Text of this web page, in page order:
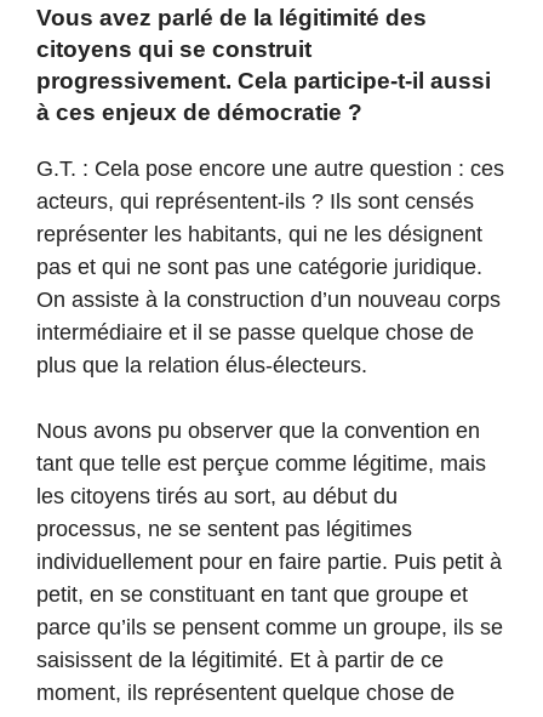
Vous avez parlé de la légitimité des
citoyens qui se construit
progressivement. Cela participe-t-il aussi
à ces enjeux de démocratie ?
G.T. : Cela pose encore une autre question : ces
acteurs, qui représentent-ils ? Ils sont censés
représenter les habitants, qui ne les désignent
pas et qui ne sont pas une catégorie juridique.
On assiste à la construction d’un nouveau corps
intermédiaire et il se passe quelque chose de
plus que la relation élus-électeurs.
Nous avons pu observer que la convention en
tant que telle est perçue comme légitime, mais
les citoyens tirés au sort, au début du
processus, ne se sentent pas légitimes
individuellement pour en faire partie. Puis petit à
petit, en se constituant en tant que groupe et
parce qu’ils se pensent comme un groupe, ils se
saisissent de la légitimité. Et à partir de ce
moment, ils représentent quelque chose de